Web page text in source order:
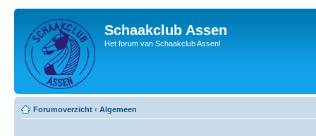
Schaakclub Assen
Het forum van Schaakclub Assen!
Forumoverzicht ‹ Algemeen